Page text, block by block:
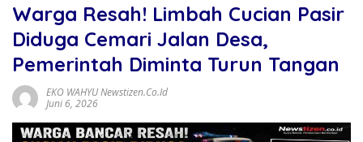
Warga Resah! Limbah Cucian Pasir
Diduga Cemari Jalan Desa,
Pemerintah Diminta Turun Tangan
EKO WAHYU Newstizen.co.id
Juni 6, 2026